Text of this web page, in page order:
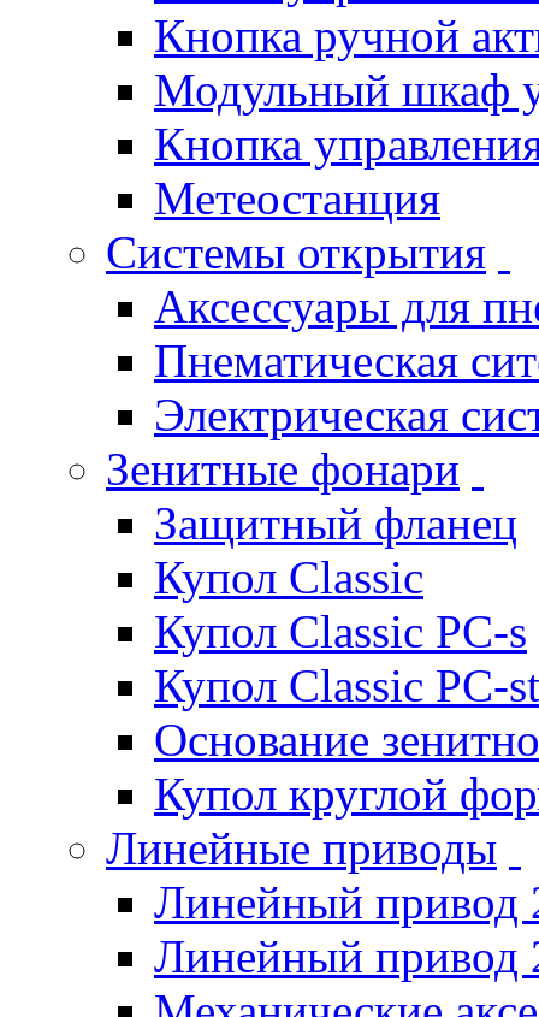
Кнопка ручной
Модульный шкаф
Кнопка
Метеостанция
Системы открытия
Аксессуары для
Пнематическая
Электрическая
Зенитные фонари
Защитный фланец
Купол Classic
Купол Classic PC-s
Купол Classic PC-st
Основание
Купол круглой
Линейные приводы
Линейный привод
Линейный привод